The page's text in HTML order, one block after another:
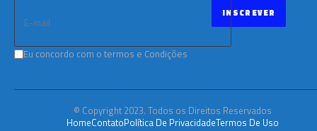
Eu concordo com o termos e Condições
© Copyright 2023. Todos os Direitos Reservados
HomeContatoPolítica De PrivacidadeTermos De Uso